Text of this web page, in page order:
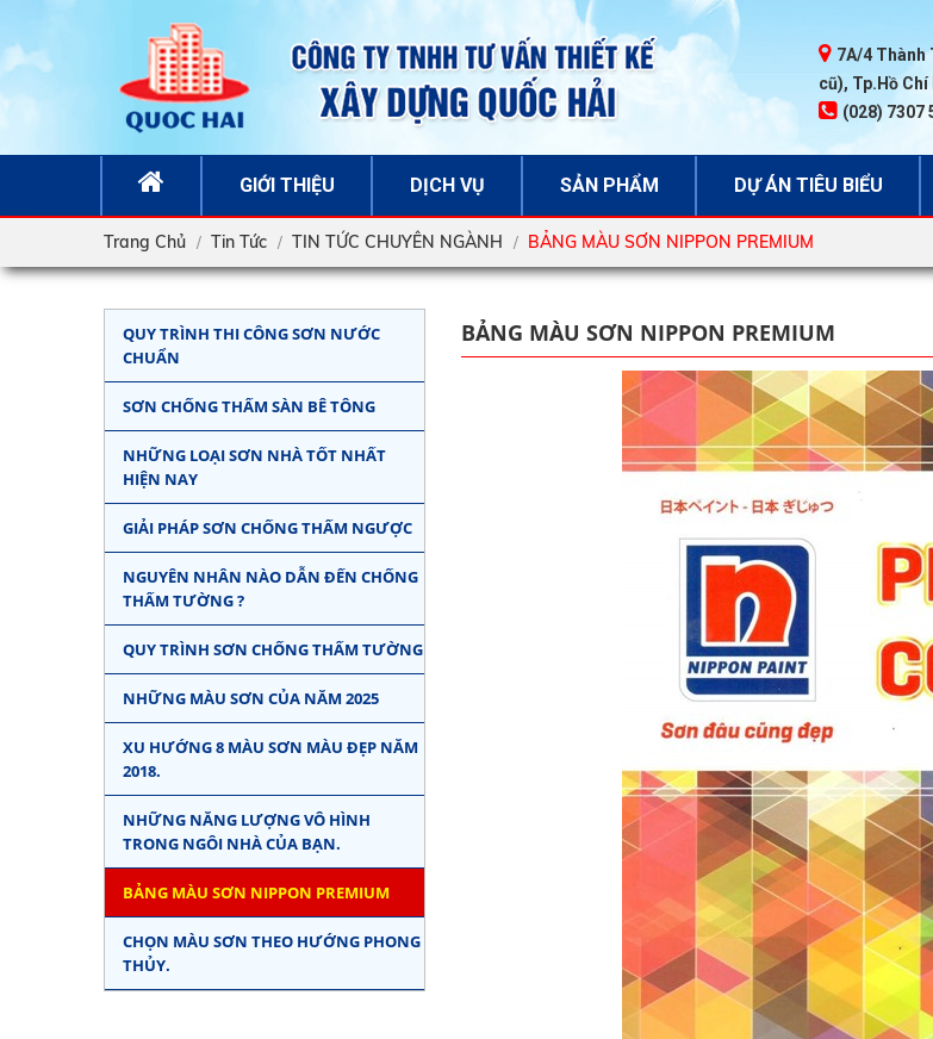
7A/4 Thành
cũ), Tp.Hồ Chí
(028) 7307
GIỚI THIỆU DỊCH VỤ SẢN PHẨM DỰ ÁN TIÊU BIỂU
Trang Chủ Tin Tức TIN TỨC CHUYÊN NGÀNH BẢNG MÀU SƠN NIPPON PREMIUM
QUY TRÌNH THI CÔNG SƠN NƯỚC
CHUẨN
SƠN CHỐNG THẤM SÀN BÊ TÔNG
NHỮNG LOẠI SƠN NHÀ TỐT NHẤT
HIỆN NAY
GIẢI PHÁP SƠN CHỐNG THẤM NGƯỢC
NGUYÊN NHÂN NÀO DẪN ĐẾN CHỐNG
THẤM TƯỜNG ?
QUY TRÌNH SƠN CHỐNG THẤM TƯỜNG
NHỮNG MÀU SƠN CỦA NĂM 2025
XU HƯỚNG 8 MÀU SƠN MÀU ĐẸP NĂM
2018.
NHỮNG NĂNG LƯỢNG VÔ HÌNH
TRONG NGÔI NHÀ CỦA BẠN.
BẢNG MÀU SƠN NIPPON PREMIUM
CHỌN MÀU SƠN THEO HƯỚNG PHONG
THỦY.
BẢNG MÀU SƠN NIPPON PREMIUM